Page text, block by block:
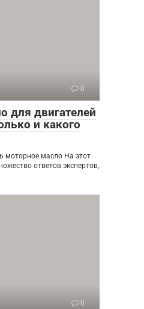
0
для двигателей
и какого
моторное масло На этот
ответов экспертов,
0